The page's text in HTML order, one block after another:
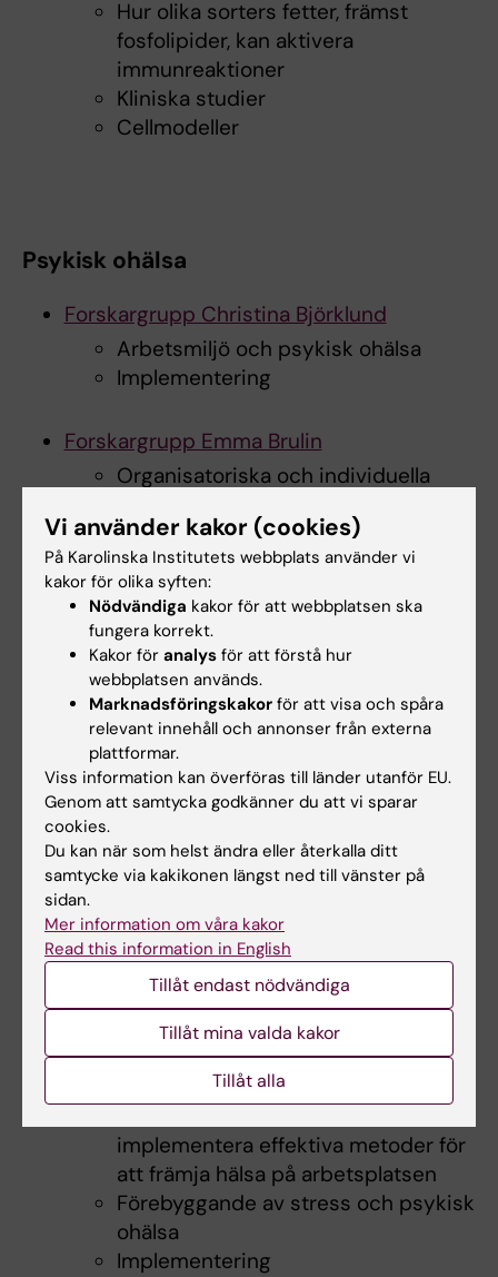
Hur olika sorters fetter, främst
fosfolipider, kan aktivera
immunreaktioner
Kliniska studier
Cellmodeller
Psykisk ohälsa
Forskargrupp Christina Björklund
Arbetsmiljö och psykisk ohälsa
Implementering
Forskargrupp Emma Brulin
Organisatoriska och individuella
psykosociala arbetsmiljön
Rehabilitering vid stressrelaterad
ohälsa
Forskargrupp Daniel Falkstedt
Psykosocial arbetsmiljö -
hälsoskillnader mellan
socioekonomiska grupper, yrken och
utbildningsgrupper
Forskargrupp Fang Fang
Riskfaktorer (t.ex. psykisk stress och
psykiatriska störningar
Samsjuklighet mellan psykiatriska
störningar och olika somatiska
sjukdomar
Forskargrupp Lydia Kwak
implementera effektiva metoder för
att främja hälsa på arbetsplatsen
Förebyggande av stress och psykisk
ohälsa
Implementering
Vi använder kakor (cookies)
På Karolinska Institutets webbplats använder vi
kakor för olika syften:
Nödvändiga kakor för att webbplatsen ska
fungera korrekt.
Kakor för analys för att förstå hur
webbplatsen används.
Marknadsföringskakor för att visa och spåra
relevant innehåll och annonser från externa
plattformar.
Viss information kan överföras till länder utanför EU.
Genom att samtycka godkänner du att vi sparar
cookies.
Du kan när som helst ändra eller återkalla ditt
samtycke via kakikonen längst ned till vänster på
sidan.
Mer information om våra kakor
Read this information in English
Tillåt endast nödvändiga
Tillåt mina valda kakor
Tillåt alla